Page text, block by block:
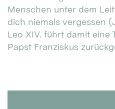
Menschen unter dem
dich niemals vergessen
Leo XIV. führt damit eine
Papst Franziskus